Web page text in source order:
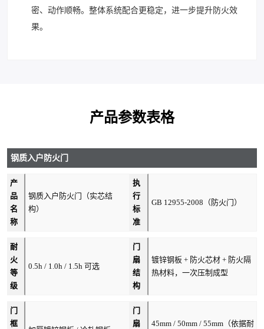
密、动作顺畅。整体系统配合更稳定，进一步提升防火效
果。
产品参数表格
钢质入户防火门
产
品
名
称
钢质入户防火门（实芯结
构）
执
行
标
准
GB 12955-2008（防火门）
耐
火
等
级
0.5h / 1.0h / 1.5h 可选
门
扇
结
构
镀锌钢板 + 防火芯材 + 防火隔
热材料，一次压制成型
门
框
门
扇
45mm / 50mm / 55mm（依据耐